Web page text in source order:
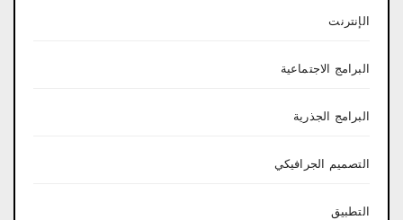
الإنترنت
البرامج الاجتماعية
البرامج الجذرية
التصميم الجرافيكي
التطبيق